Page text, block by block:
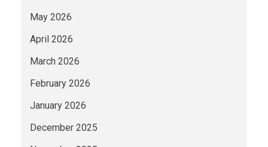
May 2026
April 2026
March 2026
February 2026
January 2026
December 2025